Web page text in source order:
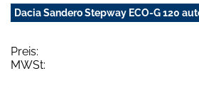
Dacia Sandero Stepway ECO-G 120
Preis:
MWSt: